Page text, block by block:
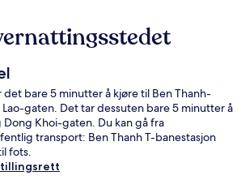
det bare 5 minutter å kjøre til Ben Thanh-
gaten. Det tar dessuten bare 5 minutter å
Khoi-gaten. Du kan gå fra
transport: Ben Thanh T-banestasjon
fots.